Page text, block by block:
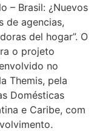
– Brasil: ¿Nuevos
de agencias,
del hogar”. O
o projeto
no
Themis, pela
Domésticas
e Caribe, com